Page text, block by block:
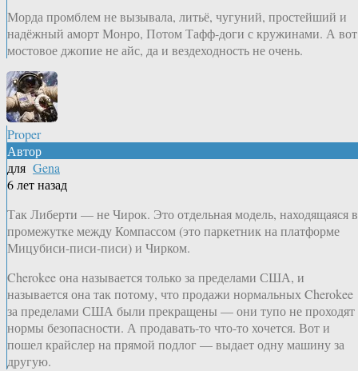
Морда промблем не вызывала, литьё, чугуний, простейший и
надёжный аморт Монро, Потом Тафф-доги с кружинами. А вот
мостовое джопие не айс, да и вездеходность не очень.
Proper
Автор
для Gena
6 лет назад
Так Либерти — не Чирок. Это отдельная модель, находящаяся в
промежутке между Компассом (это паркетник на платформе
Мицубиси-писи-писи) и Чирком.
Cherokee она называется только за пределами США, и
называется она так потому, что продажи нормальных Cherokee
за пределами США были прекращены — они тупо не проходят
нормы безопасности. А продавать-то что-то хочется. Вот и
пошел крайслер на прямой подлог — выдает одну машину за
другую.